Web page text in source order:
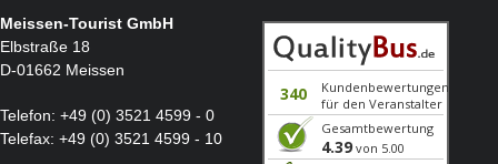
Meissen-Tourist GmbH
Elbstraße 18
D-01662 Meissen
Telefon: +49 (0) 3521 4599 - 0
Telefax: +49 (0) 3521 4599 - 10